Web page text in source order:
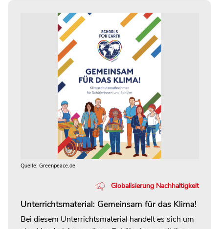
Quelle: Greenpeace.de
Globalisierung Nachhaltigkeit
Unterrichtsmaterial: Gemeinsam für das Klima!
Bei diesem Unterrichtsmaterial handelt es sich um